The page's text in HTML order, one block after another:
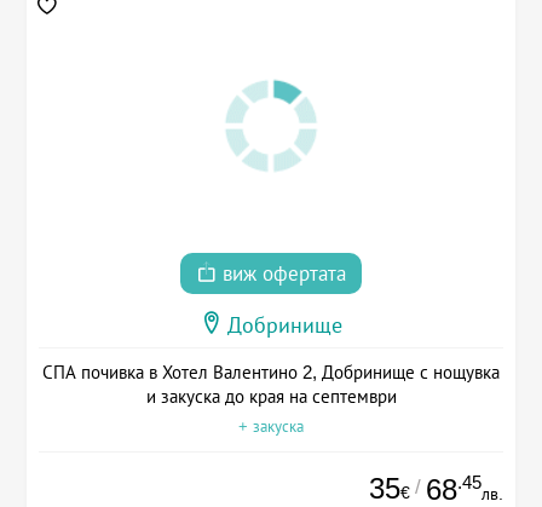
виж офертата
Добринище
СПА почивка в Хотел Валентино 2, Добринище с нощувка
и закуска до края на септември
+ закуска
35€ / 68.45
лв.